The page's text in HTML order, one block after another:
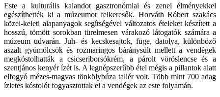
Este a kulturális kalandot gasztronómiai és zenei élményekkel
egészíthették ki a múzeumot felkeresők. Horváth Róbert szakács
közel-keleti alapanyagok segítségével változatos ételeket készített a
hosszú, tömött sorokban türelmesen várakozó látogatók számára a
múzeum udvarán. Juh- és kecskesajtok, füge, datolya, különböző
aszalt gyümölcsök és rozmaringos báránysült mellett a vendégek
megkóstolhatták a csicseriborsókrém, a párolt vöröslencse és a
szentjános kenyér ízét is. A legnépszerűbb étel mégis a pillantok alatt
elfogyó mézes-magvas tönkölybúza tallér volt. Több mint 700 adag
ízletes kóstolót fogyasztottak el a vendégek az este folyamán.